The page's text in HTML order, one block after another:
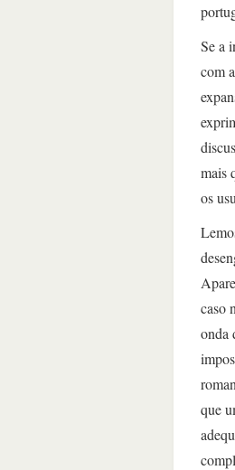
Se a
com
mais
os
caso
onda
que